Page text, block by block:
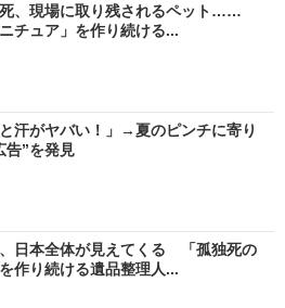
、現場に取り残されるペット……
チュア」を作り続ける...
と汗がヤバい！」→夏のピンチに寄り
告”を発見
日本全体が見えてくる 「孤独死の
作り続ける遺品整理人...